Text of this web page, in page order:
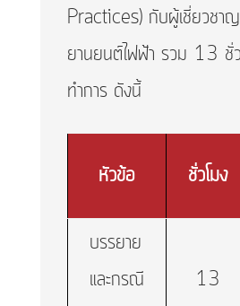
Practices) กับผู้เชี่ยวชาญ
ยานยนต์ไฟฟ้า รวม 13 ชั่
ทำการ ดังนี้
หัวข้อ ชั่วโมง
บรรยาย
และกรณี
13